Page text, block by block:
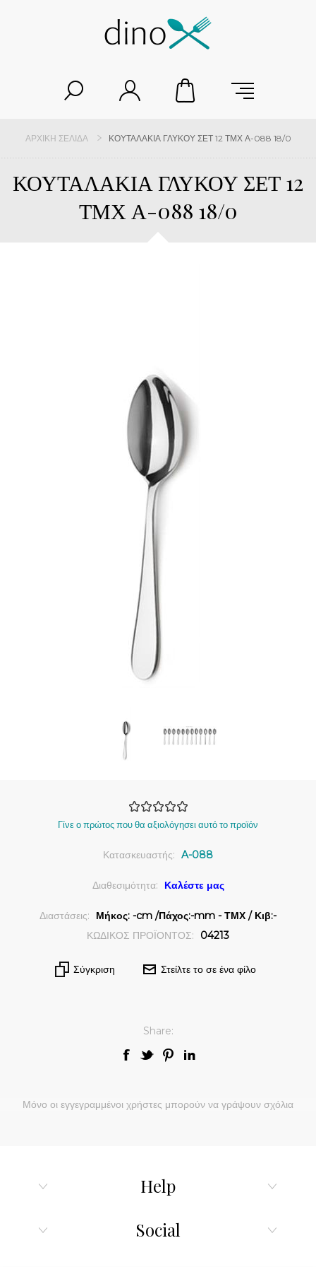
ΑΡΧΙΚΉ ΣΕΛΊΔΑ ΚΟΥΤΑΛΑΚΙΑ ΓΛΥΚΟΥ ΣΕΤ 12 ΤΜΧ Α-088 18/0
ΚΟΥΤΑΛΑΚΙΑ ΓΛΥΚΟΥ ΣΕΤ 12
ΤΜΧ Α-088 18/0
Γίνε ο πρώτος που θα αξιολόγησει αυτό το προϊόν
Κατασκευαστής: A-088
Διαθεσιμότητα: Καλέστε μας
Διαστάσεις:
Μήκος: -cm /Πάχος:-mm - ΤΜΧ / Κιβ:-
ΚΩΔΙΚΟΣ ΠΡΟΪΟΝΤΟΣ:
04213
Σύγκριση Στείλτε το σε ένα φίλο
Share:
Μόνο οι εγγεγραμμένοι χρήστες μπορούν να γράψουν σχόλια
Help
Social